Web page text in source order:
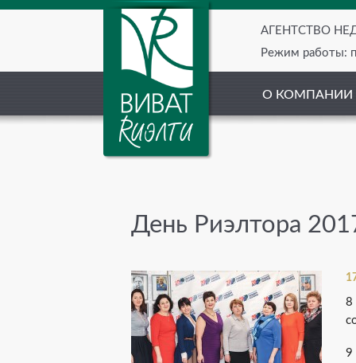
АГЕНТСТВО
Режим работы:
О КОМПАНИИ
День Риэлтора
8
9